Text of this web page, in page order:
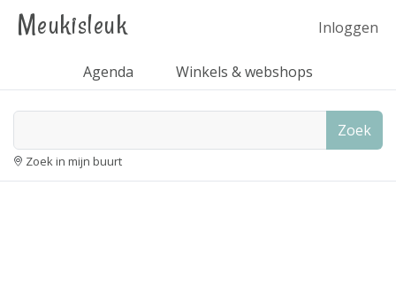
Meukisleuk Inloggen
Agenda Winkels & webshops
Zoek
Zoek in mijn buurt